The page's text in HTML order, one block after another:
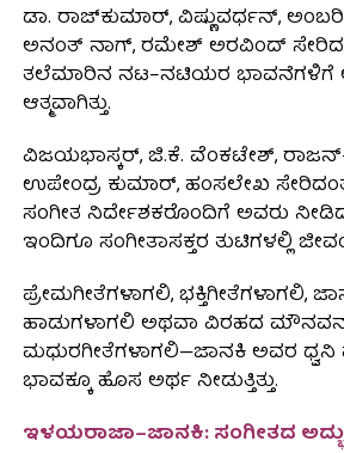
ಡಾ. ರಾಜ್‌ಕುಮಾರ್, ವಿಷ್ಣುವರ್ಧನ್,
ಅನಂತ್ ನಾಗ್, ರಮೇಶ್ ಅರವಿಂದ್
ತಲೆಮಾರಿನ ನಟ–ನಟಿಯರ ಭಾವನೆಗಳಿಗೆ
ಆತ್ಮವಾಗಿತ್ತು.
ವಿಜಯಭಾಸ್ಕರ್, ಜಿ.ಕೆ. ವೆಂಕಟೇಶ್,
ಉಪೇಂದ್ರ ಕುಮಾರ್, ಹಂಸಲೇಖ ಸೇರಿದಂತೆ
ಸಂಗೀತ ನಿರ್ದೇಶಕರೊಂದಿಗೆ ಅವರು
ಇಂದಿಗೂ ಸಂಗೀತಾಸಕ್ತರ ತುಟಿಗಳಲ್ಲಿ
ಪ್ರೇಮಗೀತೆಗಳಾಗಲಿ, ಭಕ್ತಿಗೀತೆಗಳಾಗಲಿ,
ಹಾಡುಗಳಾಗಲಿ ಅಥವಾ ವಿರಹದ
ಮಧುರಗೀತೆಗಳಾಗಲಿ—ಜಾನಕಿ ಅವರ ಧ್ವನಿ
ಭಾವಕ್ಕೂ ಹೊಸ ಅರ್ಥ ನೀಡುತ್ತಿತ್ತು.
ಇಳಯರಾಜಾ–ಜಾನಕಿ: ಸಂಗೀತದ